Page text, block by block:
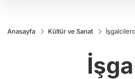
Anasayfa Kültür ve Sanat